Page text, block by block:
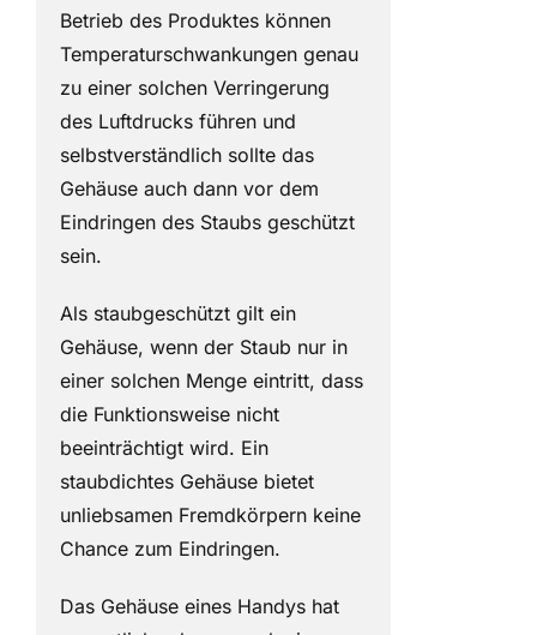
Betrieb des Produktes können
Temperaturschwankungen genau
zu einer solchen Verringerung
des Luftdrucks führen und
selbstverständlich sollte das
Gehäuse auch dann vor dem
Eindringen des Staubs geschützt
sein.
Als staubgeschützt gilt ein
Gehäuse, wenn der Staub nur in
einer solchen Menge eintritt, dass
die Funktionsweise nicht
beeinträchtigt wird. Ein
staubdichtes Gehäuse bietet
unliebsamen Fremdkörpern keine
Chance zum Eindringen.
Das Gehäuse eines Handys hat